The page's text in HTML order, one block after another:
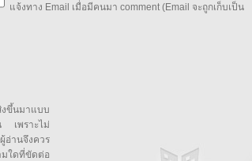
แจ้งทาง Email เมื่อมีคนมา comment (Email จะถูกเก็บเป็น
ขึ้นมาแบบ
เพราะไม่
อ่านจึงควร
ใดที่ขัดต่อ